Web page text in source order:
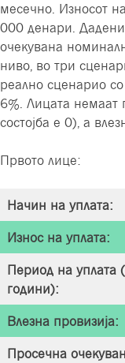
месечно. Износот
000 денари.
очекувана
ниво, во три
реално сценарио
6%. Лицата немаат
состојба е 0), а
Првото лице:
Начин на уплата:
Износ на уплата:
Период на уплата
години):
Влезна провизија:
Просечна